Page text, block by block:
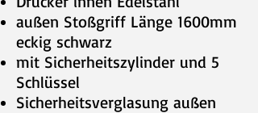
außen Stoßgriff Länge 1600mm
eckig schwarz
mit Sicherheitszylinder und 5
Schlüssel
Sicherheitsverglasung außen